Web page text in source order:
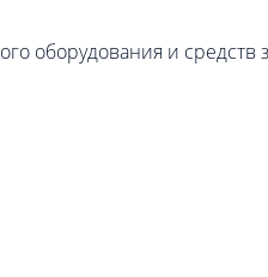
оборудования и